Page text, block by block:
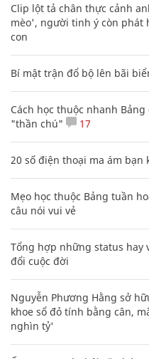
Clip lột tả chân thực cảnh
mèo', người tinh ý còn phát
con
Bí mật trận đổ bộ lên bãi
Cách học thuộc nhanh
"thần chú"
17
20 số điện thoại ma ám
Mẹo học thuộc Bảng tuần
câu nói vui vẻ
Tổng hợp những status hay
đổi cuộc đời
Nguyễn Phương Hằng sở
khoe sổ đỏ tính bằng cân,
nghìn tỷ'